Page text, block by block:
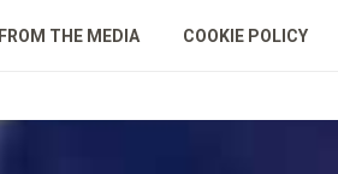
FROM THE MEDIA COOKIE POLICY